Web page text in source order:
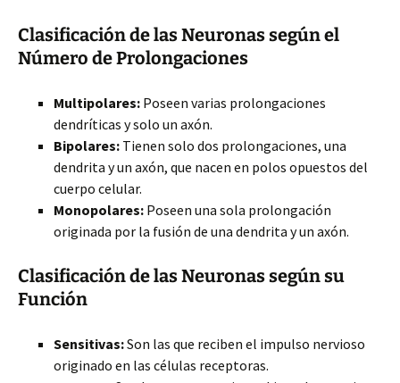
Clasificación de las Neuronas según el
Número de Prolongaciones
Multipolares: Poseen varias prolongaciones
dendríticas y solo un axón.
Bipolares: Tienen solo dos prolongaciones, una
dendrita y un axón, que nacen en polos opuestos del
cuerpo celular.
Monopolares: Poseen una sola prolongación
originada por la fusión de una dendrita y un axón.
Clasificación de las Neuronas según su
Función
Sensitivas:Son las que reciben el impulso nervioso
originado en las células receptoras.